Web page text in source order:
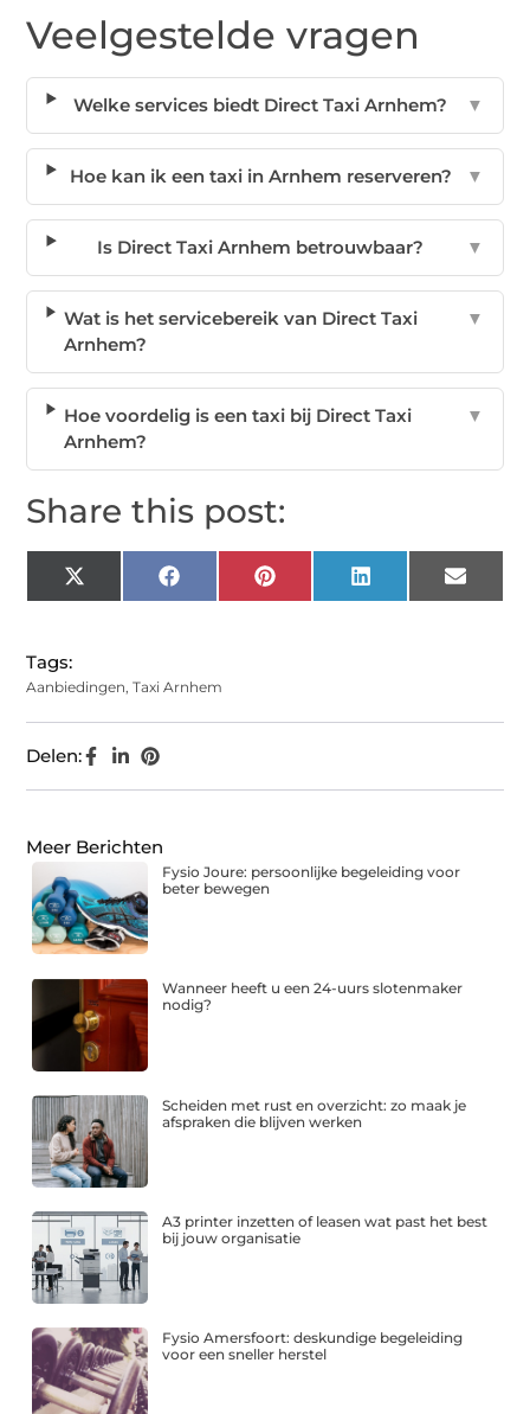
Veelgestelde vragen
Welke services biedt Direct Taxi Arnhem? ▼
Hoe kan ik een taxi in Arnhem reserveren? ▼
Is Direct Taxi Arnhem betrouwbaar? ▼
Wat is het servicebereik van Direct Taxi
Arnhem?
▼
Hoe voordelig is een taxi bij Direct Taxi
Arnhem?
▼
Share this post:
X
(Twitter)
Facebook Pinterest LinkedIn Email
Tags:
Aanbiedingen,Taxi Arnhem
Delen:
Meer Berichten
Fysio Joure: persoonlijke begeleiding voor
beter bewegen
Wanneer heeft u een 24-uurs slotenmaker
nodig?
Scheiden met rust en overzicht: zo maak je
afspraken die blijven werken
A3 printer inzetten of leasen wat past het best
bij jouw organisatie
Fysio Amersfoort: deskundige begeleiding
voor een sneller herstel